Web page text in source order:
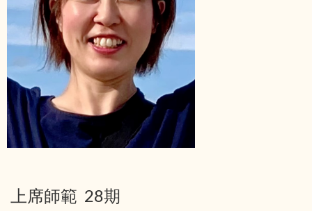
上席師範 28期